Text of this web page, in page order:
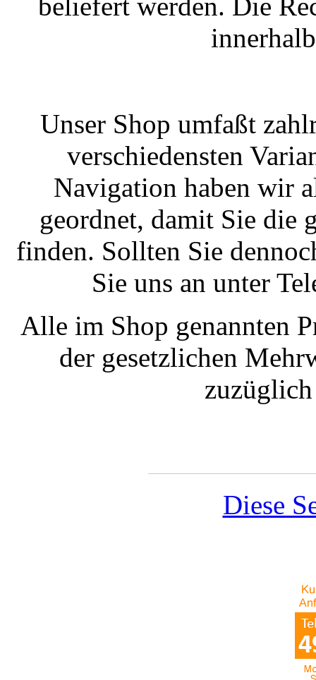
Unser Shop umfaßt
verschiedensten
Navigation haben wir
geordnet, damit Sie die
finden. Sollten Sie
Sie uns an unter
Alle im Shop genannten
der gesetzlichen
Diese